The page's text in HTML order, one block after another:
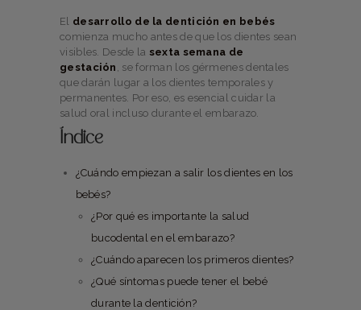
El desarrollo de la dentición en bebés
comienza mucho antes de que los dientes sean
visibles. Desde la sexta semana de
gestación , se forman los gérmenes dentales
que darán lugar a los dientes temporales y
permanentes. Por eso, es esencial cuidar la
salud oral incluso durante el embarazo.
Índice
¿Cuándo empiezan a salir los dientes en los
bebés?
¿Por qué es importante la salud
bucodental en el embarazo?
¿Cuándo aparecen los primeros dientes?
¿Qué síntomas puede tener el bebé
durante la dentición?